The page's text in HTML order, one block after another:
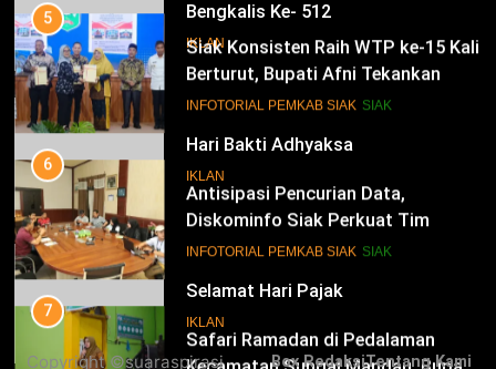
Bengkalis Ke- 512
IKLAN
15
Hari Bakti Adhyaksa
IKLAN
16
Selamat Hari Pajak
IKLAN
5
Siak Konsisten Raih WTP ke-15 Kali
Berturut, Bupati Afni Tekankan
Penguatan Tata Kelola Keuangan
INFOTORIAL PEMKAB SIAK SIAK
6
Antisipasi Pencurian Data,
Diskominfo Siak Perkuat Tim
Tanggap Insiden Siber Mendukung
INFOTORIAL PEMKAB SIAK SIAK
7
Safari Ramadan di Pedalaman
Kecamatan Sungai Mandau, Bupati
Copyright ©suaraspirasi Box RedaksiTentang Kami